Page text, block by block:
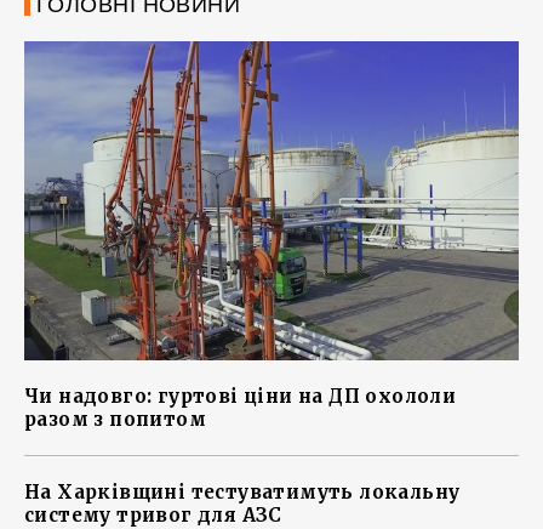
ГОЛОВНІ НОВИНИ
Чи надовго: гуртові ціни на ДП охололи
разом з попитом
На Харківщині тестуватимуть локальну
систему тривог для АЗС